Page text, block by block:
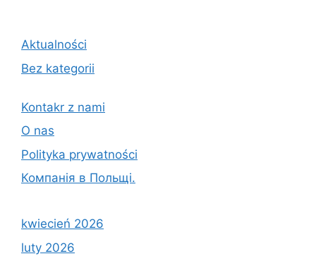
Aktualności
Bez kategorii
Kontakr z nami
O nas
Polityka prywatności
Компанія в Польщі.
kwiecień 2026
luty 2026